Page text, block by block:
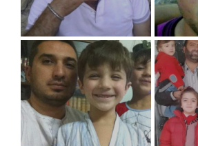
ISLAM DABBAS
NASSER SABER BONDEK
02/17/2014
Empleado del gobierno
12/26/